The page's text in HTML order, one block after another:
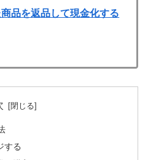
品を返品して現金化する
する